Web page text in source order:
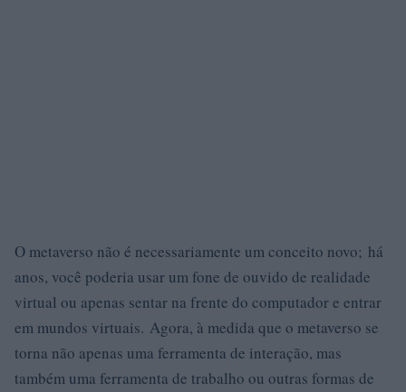
O metaverso não é necessariamente um conceito novo; há
anos, você poderia usar um fone de ouvido de realidade
virtual ou apenas sentar na frente do computador e entrar
em mundos virtuais. Agora, à medida que o metaverso se
torna não apenas uma ferramenta de interação, mas
também uma ferramenta de trabalho ou outras formas de